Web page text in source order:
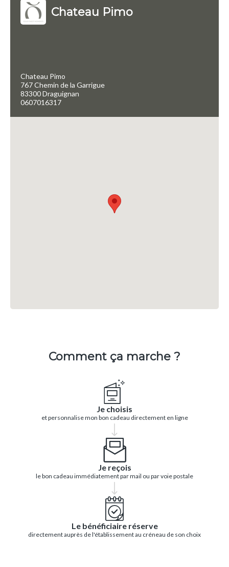
Chateau Pimo
Chateau Pimo
767 Chemin de la Garrigue
83300 Draguignan
0607016317
Comment ça marche ?
Je choisis
et personnalise mon bon cadeau directement en ligne
Je reçois
le bon cadeau immédiatement par mail ou par voie postale
Le bénéficiaire réserve
directement auprès de l'établissement au créneau de son choix